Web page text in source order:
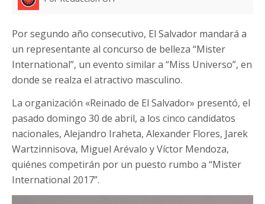
Por segundo año consecutivo, El Salvador mandará a
un representante al concurso de belleza “Mister
International”, un evento similar a “Miss Universo”, en
donde se realza el atractivo masculino.
La organización «Reinado de El Salvador» presentó, el
pasado domingo 30 de abril, a los cinco candidatos
nacionales, Alejandro Iraheta, Alexander Flores, Jarek
Wartzinnisova, Miguel Arévalo y Víctor Mendoza,
quiénes competirán por un puesto rumbo a “Mister
International 2017”.